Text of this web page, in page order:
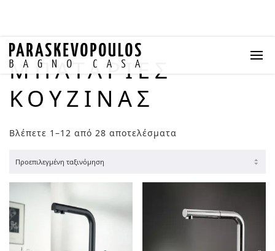
ΜΠΑΤΑΡΊΕΣ
ΚΟΥΖΙΝΑΣ
Βλέπετε 1–12 από 28 αποτελέσματα